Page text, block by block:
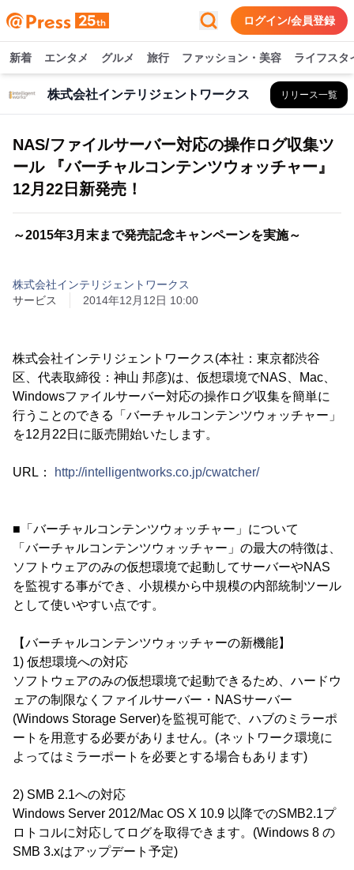
ログイン/会員登録
新着 エンタメ グルメ 旅行 ファッション・美容 ライフスタ
株式会社インテリジェントワークス リリース一覧
NAS/ファイルサーバー対応の操作ログ収集ツ
ール 『バーチャルコンテンツウォッチャー』
12月22日新発売！
～2015年3月末まで発売記念キャンペーンを実施～
株式会社インテリジェントワークス
サービス
2014年12月12日 10:00
株式会社インテリジェントワークス(本社：東京都渋谷
区、代表取締役：神山 邦彦)は、仮想環境でNAS、Mac、
Windowsファイルサーバー対応の操作ログ収集を簡単に
行うことのできる「バーチャルコンテンツウォッチャー」
を12月22日に販売開始いたします。
URL： http://intelligentworks.co.jp/cwatcher/
■「バーチャルコンテンツウォッチャー」について
「バーチャルコンテンツウォッチャー」の最大の特徴は、
ソフトウェアのみの仮想環境で起動してサーバーやNAS
を監視する事ができ、小規模から中規模の内部統制ツール
として使いやすい点です。
【バーチャルコンテンツウォッチャーの新機能】
1) 仮想環境への対応
ソフトウェアのみの仮想環境で起動できるため、ハードウ
ェアの制限なくファイルサーバー・NASサーバー
(Windows Storage Server)を監視可能で、ハブのミラーポ
ートを用意する必要がありません。(ネットワーク環境に
よってはミラーポートを必要とする場合もあります)
2) SMB 2.1への対応
Windows Server 2012/Mac OS X 10.9 以降でのSMB2.1プ
ロトコルに対応してログを取得できます。(Windows 8 の
SMB 3.xはアップデート予定)